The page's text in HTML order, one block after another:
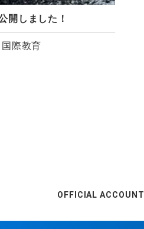
開しました！
国際教育
OFFICIAL ACCOUNT